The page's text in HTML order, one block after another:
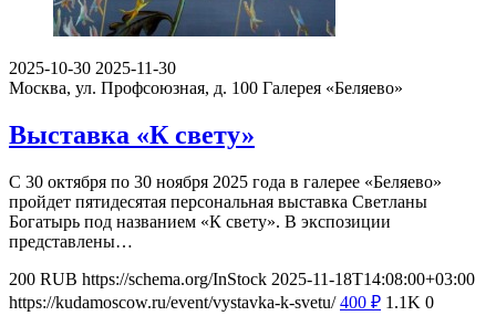
2025-10-30 2025-11-30
Москва, ул. Профсоюзная, д. 100 Галерея «Беляево»
Выставка «К свету»
С 30 октября по 30 ноября 2025 года в галерее «Беляево»
пройдет пятидесятая персональная выставка Светланы
Богатырь под названием «К свету». В экспозиции
представлены…
200 RUB https://schema.org/InStock 2025-11-18T14:08:00+03:00
https://kudamoscow.ru/event/vystavka-k-svetu/ 400 ₽ 1.1K 0